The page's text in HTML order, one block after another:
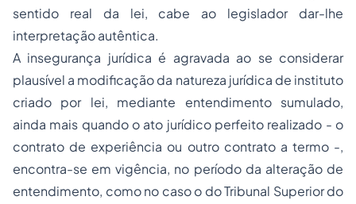
sentido real da lei, cabe ao legislador dar-lhe
interpretação autêntica.
A insegurança jurídica é agravada ao se considerar
plausível a modificação da natureza jurídica de instituto
criado por lei, mediante entendimento sumulado,
ainda mais quando o ato jurídico perfeito realizado - o
contrato de experiência ou outro contrato a termo -,
encontra-se em vigência, no período da alteração de
entendimento, como no caso o do Tribunal Superior do